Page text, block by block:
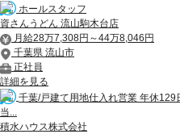
ホールスタッフ
資さんうどん 流山駒木台店
月給28万7,308円～44万8,046円
千葉県 流山市
正社員
詳細を見る
千葉/戸建て用地仕入れ営業 年休
当...
積水ハウス株式会社